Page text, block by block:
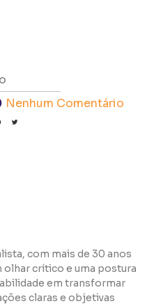
Nenhum Comentário
com mais de 30 anos
olhar crítico e uma postura
em transformar
claras e objetivas